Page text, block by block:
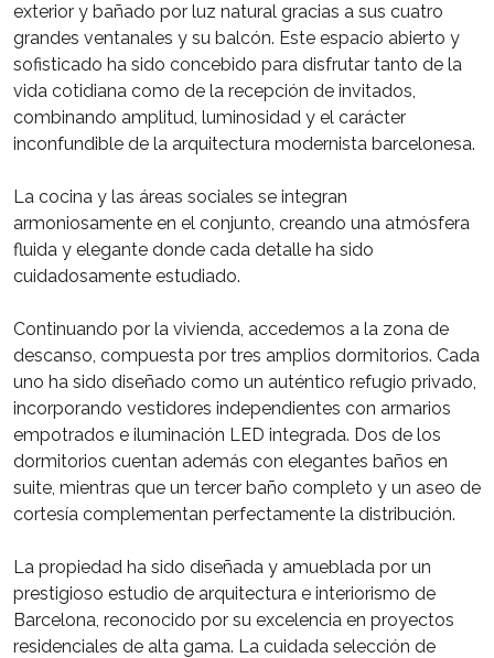
exterior y bañado por luz natural gracias a sus cuatro
grandes ventanales y su balcón. Este espacio abierto y
sofisticado ha sido concebido para disfrutar tanto de la
vida cotidiana como de la recepción de invitados,
combinando amplitud, luminosidad y el carácter
inconfundible de la arquitectura modernista barcelonesa.
La cocina y las áreas sociales se integran
armoniosamente en el conjunto, creando una atmósfera
fluida y elegante donde cada detalle ha sido
cuidadosamente estudiado.
Continuando por la vivienda, accedemos a la zona de
descanso, compuesta por tres amplios dormitorios. Cada
uno ha sido diseñado como un auténtico refugio privado,
incorporando vestidores independientes con armarios
empotrados e iluminación LED integrada. Dos de los
dormitorios cuentan además con elegantes baños en
suite, mientras que un tercer baño completo y un aseo de
cortesía complementan perfectamente la distribución.
La propiedad ha sido diseñada y amueblada por un
prestigioso estudio de arquitectura e interiorismo de
Barcelona, reconocido por su excelencia en proyectos
residenciales de alta gama. La cuidada selección de